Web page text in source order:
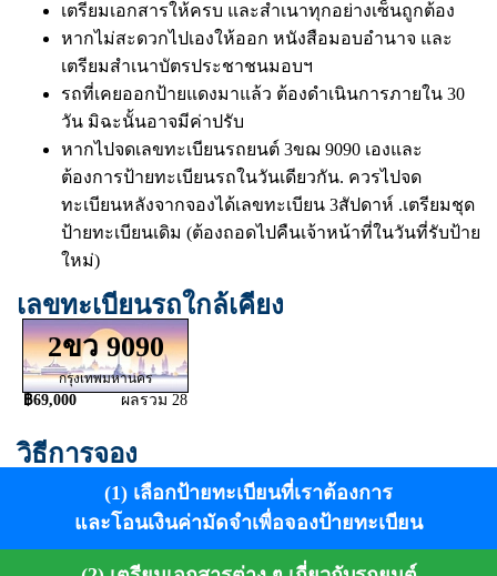
เตรียมเอกสารให้ครบ และสำเนาทุกอย่างเซ็นถูกต้อง
หากไม่สะดวกไปเองให้ออก หนังสือมอบอำนาจ และ
เตรียมสำเนาบัตรประชาชนมอบฯ
รถที่เคยออกป้ายแดงมาแล้ว ต้องดำเนินการภายใน 30
วัน มิฉะนั้นอาจมีค่าปรับ
หากไปจดเลขทะเบียนรถยนต์ 3ขฌ 9090 เองและ
ต้องการป้ายทะเบียนรถในวันเดียวกัน. ควรไปจด
ทะเบียนหลังจากจองได้เลขทะเบียน 3สัปดาห์ .เตรียมชุด
ป้ายทะเบียนเดิม (ต้องถอดไปคืนเจ้าหน้าที่ในวันที่รับป้าย
ใหม่)
เลขทะเบียนรถใกล้เคียง
2ขว 9090
กรุงเทพมหานคร
฿69,000 ผลรวม 28
วิธีการจอง
(1) เลือกป้ายทะเบียนที่เราต้องการ
และโอนเงินค่ามัดจำเพื่อจองป้ายทะเบียน